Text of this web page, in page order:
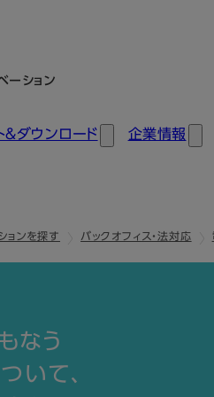
ーション
＆ダウンロード 企業情報
ョンを探す バックオフィス・法対応
なう
いて、